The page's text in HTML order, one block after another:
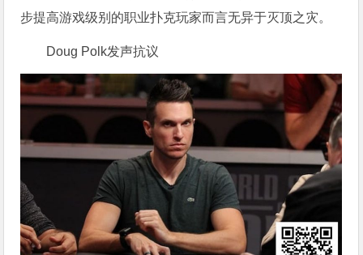
步提高游戏级别的职业扑克玩家而言无异于灭顶之灾。
Doug Polk发声抗议